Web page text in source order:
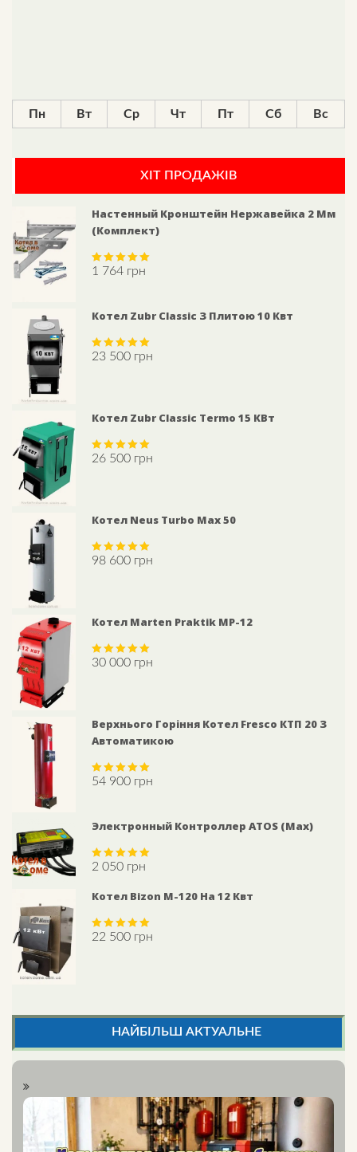
Пн Вт Ср Чт Пт Сб Вс
ХІТ ПРОДАЖІВ
Настенный Кронштейн Нержавейка 2 Мм
(комплект)
Rated 5.00
1 764 грн
Котел Zubr Classic З Плитою 10 Квт
Rated 5.00
23 500 грн
Котел Zubr Classic Termo 15 КВт
Rated 5.00
26 500 грн
Котел Neus Turbo Max 50
Rated 5.00
98 600 грн
Котел Marten Praktik МP-12
Rated 5.00
30 000 грн
Верхнього Горіння Котел Fresco КТП 20 З
Автоматикою
Rated 5.00
54 900 грн
Электронный Контроллер АTOS (max)
Rated 5.00
2 050 грн
Котел Bizon М-120 На 12 Квт
Rated 5.00
22 500 грн
НАЙБІЛЬШ АКТУАЛЬНЕ